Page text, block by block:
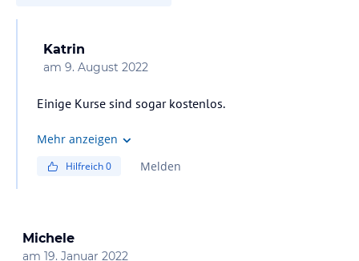
Katrin
am 9. August 2022
Einige Kurse sind sogar kostenlos.
Mehr anzeigen
Hilfreich0 Melden
Michele
am 19. Januar 2022